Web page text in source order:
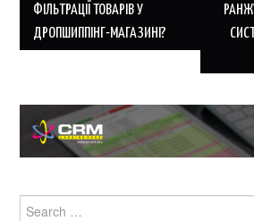
ФІЛЬТРАЦІЇ ТОВАРІВ У
ДРОПШИППІНГ-МАГАЗИНІ?